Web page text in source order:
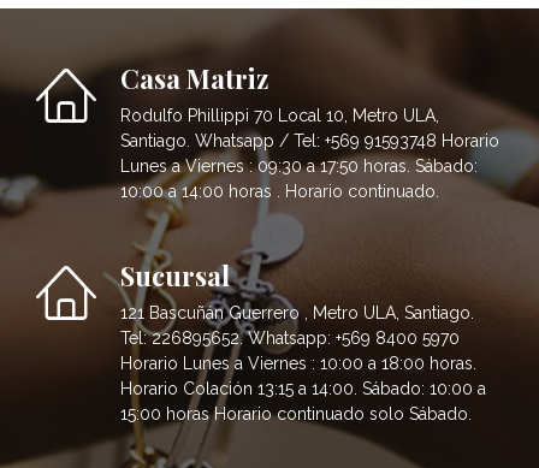
Casa Matriz
Rodulfo Phillippi 70 Local 10, Metro ULA,
Santiago. Whatsapp / Tel: +569 91593748 Horario
Lunes a Viernes : 09:30 a 17:50 horas. Sábado:
10:00 a 14:00 horas . Horario continuado.
Sucursal
121 Bascuñán Guerrero , Metro ULA, Santiago.
Tel: 226895652. Whatsapp: +569 8400 5970
Horario Lunes a Viernes : 10:00 a 18:00 horas.
Horario Colación 13:15 a 14:00. Sábado: 10:00 a
15:00 horas Horario continuado solo Sábado.